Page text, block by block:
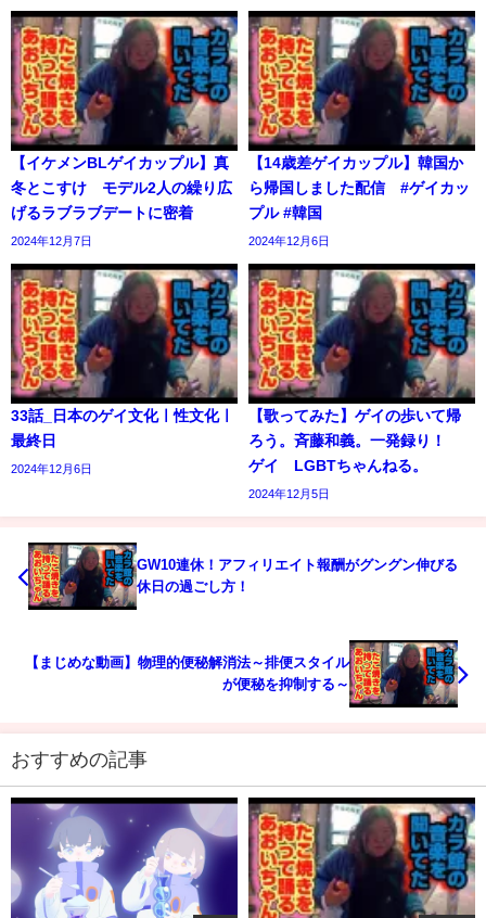
【イケメンBLゲイカップル】真
冬とこすけ モデル2人の繰り広
げるラブラブデートに密着
2024年12月7日
【14歳差ゲイカップル】韓国か
ら帰国しました配信 #ゲイカッ
プル #韓国
2024年12月6日
33話_日本のゲイ文化ㅣ性文化ㅣ
最終日
2024年12月6日
【歌ってみた】ゲイの歩いて帰
ろう。斉藤和義。一発録り！
ゲイ LGBTちゃんねる。
2024年12月5日
GW10連休！アフィリエイト報酬がグングン伸びる
休日の過ごし方！
【まじめな動画】物理的便秘解消法～排便スタイル
が便秘を抑制する～
おすすめの記事